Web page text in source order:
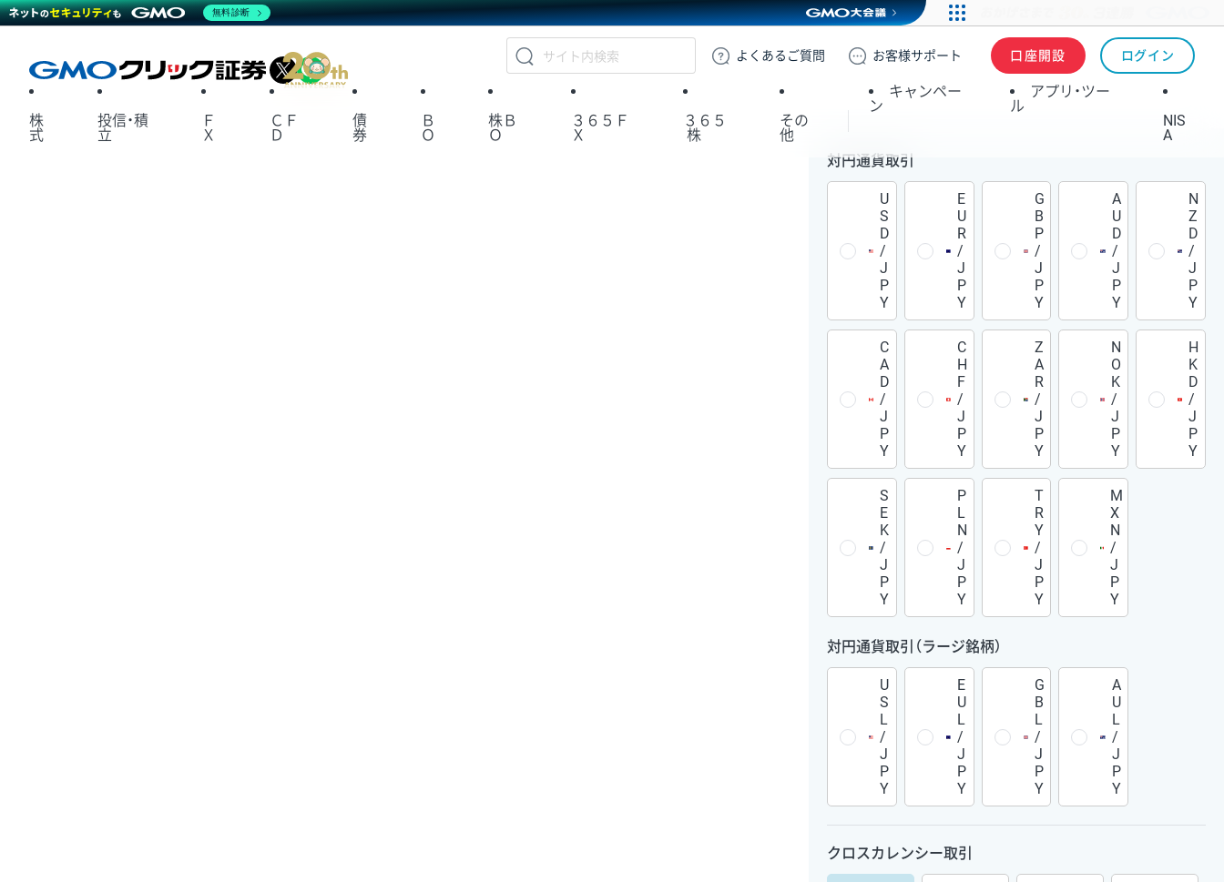
GMOクリック証券
よくある ご質問 お客様サポート 口座開設 ログイン
X
株
式
投信・積
立
Ｆ
Ｘ
ＣＦ
Ｄ
債
券
Ｂ
Ｏ
株Ｂ
Ｏ
３６５Ｆ
Ｘ
３６５
株
その
他
キャンペー
ン
アプリ・ツー
ル
NIS
A
対円通貨取引
U
S
D
/
J
P
Y
E
U
R
/
J
P
Y
G
B
P
/
J
P
Y
A
U
D
/
J
P
Y
N
Z
D
/
J
P
Y
C
A
D
/
J
P
Y
C
H
F
/
J
P
Y
Z
A
R
/
J
P
Y
N
O
K
/
J
P
Y
H
K
D
/
J
P
Y
S
E
K
/
J
P
Y
P
L
N
/
J
P
Y
T
R
Y
/
J
P
Y
M
X
N
/
J
P
Y
対円通貨取引（ラージ銘柄）
U
S
L
/
J
P
Y
E
U
L
/
J
P
Y
G
B
L
/
J
P
Y
A
U
L
/
J
P
Y
クロスカレンシー取引
無料診断